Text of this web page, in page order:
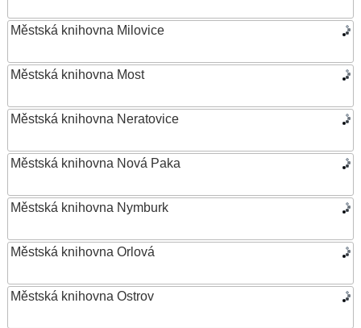
Městská knihovna Milovice
Městská knihovna Most
Městská knihovna Neratovice
Městská knihovna Nová Paka
Městská knihovna Nymburk
Městská knihovna Orlová
Městská knihovna Ostrov